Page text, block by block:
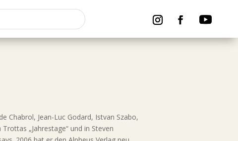
Chabrol, Jean-Luc Godard, Istvan Szabo,
„Jahrestage“ und in Steven